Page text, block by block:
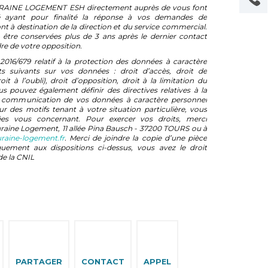
LOGEMENT ESH directement auprès de vous font
ayant pour finalité la réponse à vos demandes de
à destination de la direction et du service commercial.
conservées plus de 3 ans après le dernier contact
de votre opposition.
679 relatif à la protection des données à caractère
suivants sur vos données : droit d’accès, droit de
à l’oubli), droit d’opposition, droit à la limitation du
pouvez également définir des directives relatives à la
de vos données à caractère personnel
des motifs tenant à votre situation particulière, vous
vous concernant. Pour exercer vos droits, merci
Logement, 11 allée Pina Bausch - 37200 TOURS ou à
logement.fr. Merci de joindre la copie d’une pièce
aux dispositions ci-dessus, vous avez le droit
la CNIL
PARTAGER CONTACT APPEL